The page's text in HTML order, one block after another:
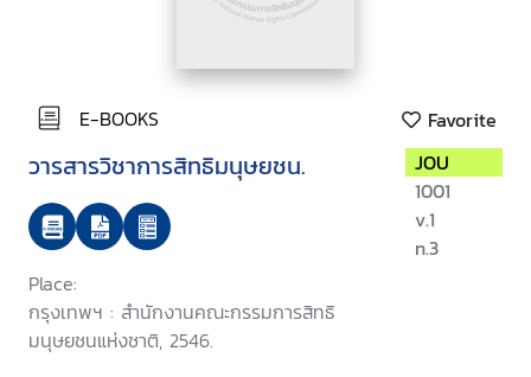
E-BOOKS Favorite
วารสารวิชาการสิทธิมนุษยชน.
Place:
กรุงเทพฯ : สำนักงานคณะกรรมการสิทธิ
มนุษยชนแห่งชาติ, 2546.
JOU
1001
v.1
n.3